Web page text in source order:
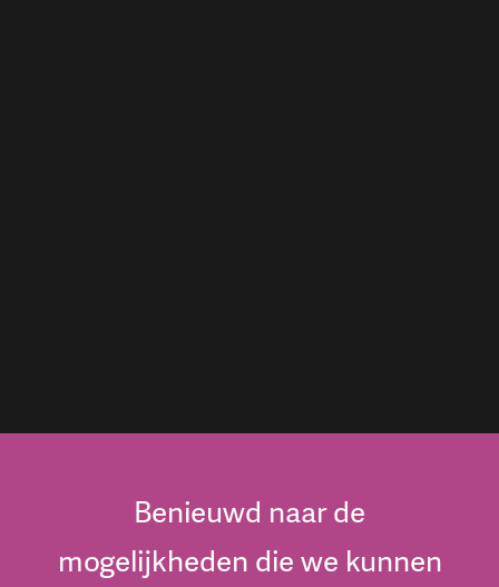
Benieuwd naar de
mogelijkheden die we kunnen